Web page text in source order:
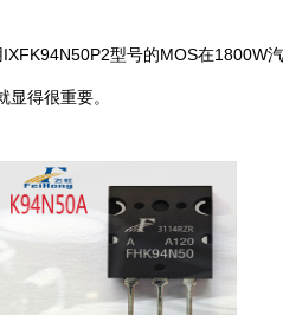
型号的MOS在1800W
得很重要。